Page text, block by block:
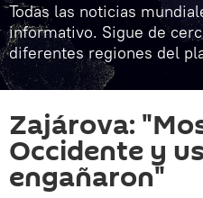
Todas las noticias
informativo. Sigue de
diferentes regiones del
Zajárova:
Occidente y
engañaron"